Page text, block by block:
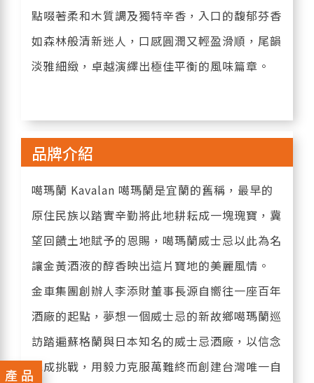
產品
點啜著柔和木質調及獨特辛香，入口的馥郁芬香
如森林般清新迷人，口感圓潤又輕盈滑順，尾韻
淡雅細緻，卓越演繹出極佳平衡的風味篇章。
品牌介紹
噶瑪蘭 Kavalan 噶瑪蘭是宜蘭的舊稱，最早的
原住民族以踏實辛勤將此地耕耘成一塊瑰寶，冀
望回饋土地賦予的恩賜，噶瑪蘭威士忌以此為名
讓金黃酒液的醇香映出這片寶地的美麗風情。
金車集團創辦人李添財董事長源自嚮往一座百年
酒廠的起點，夢想一個威士忌的新故鄉噶瑪蘭巡
訪踏遍蘇格蘭與日本知名的威士忌酒廠，以信念
完成挑戰，用毅力克服萬難終而創建台灣唯一自